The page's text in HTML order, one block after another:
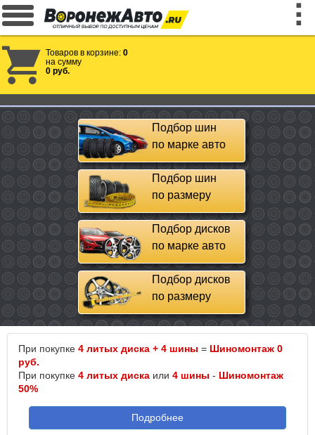
Товаров в корзине: 0
на сумму
0 руб.
Подбор шин
по марке авто
Подбор шин
по размеру
Подбор дисков
по марке авто
Подбор дисков
по размеру
При покупке 4 литых диска + 4 шины = Шиномонтаж 0
руб.
При покупке 4 литых диска или 4 шины - Шиномонтаж
50%
Подробнее